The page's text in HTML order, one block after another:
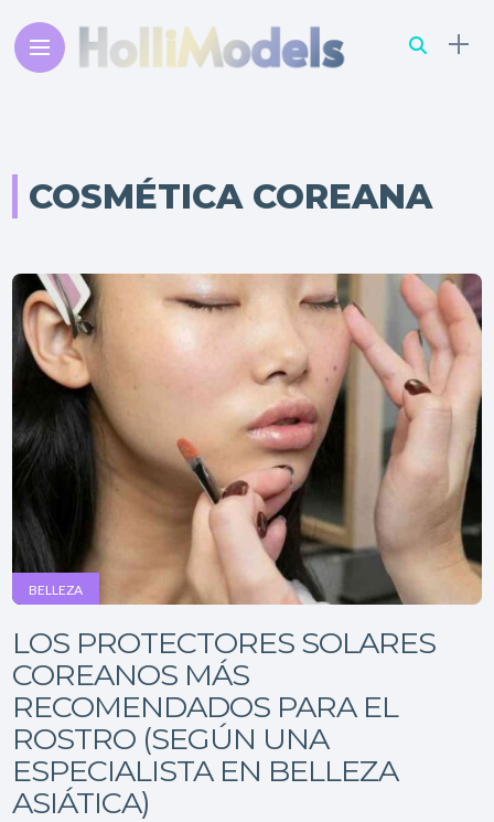
COSMÉTICA COREANA
BELLEZA
LOS PROTECTORES SOLARES
COREANOS MÁS
RECOMENDADOS PARA EL
ROSTRO (SEGÚN UNA
ESPECIALISTA EN BELLEZA
ASIÁTICA)